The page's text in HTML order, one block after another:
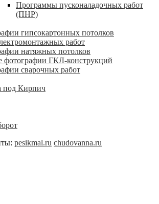
Программы пусконаладочных работ
(ПНР)
гипсокартонных потолков
работ
натяжных потолков
фотографии ГКЛ-конструкций
сварочных работ
под Кирпич
pesikmal.ru chudovanna.ru